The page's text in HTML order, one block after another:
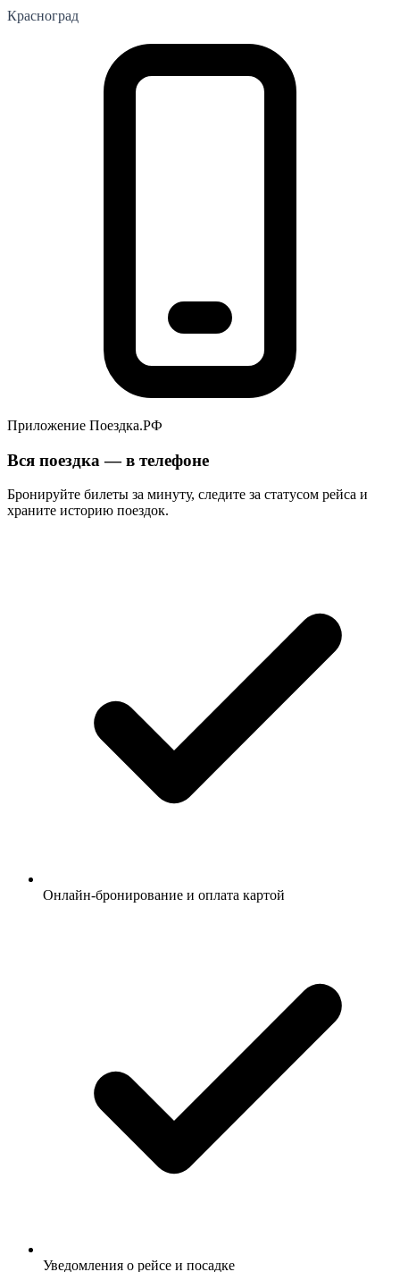
Красноград
Приложение Поездка.РФ
Вся поездка — в телефоне
Бронируйте билеты за минуту, следите за статусом рейса и
храните историю поездок.
Онлайн-бронирование и оплата картой
Уведомления о рейсе и посадке